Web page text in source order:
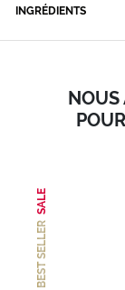
INGRÉDIENTS
NOUS
BEST SELLER
SALE